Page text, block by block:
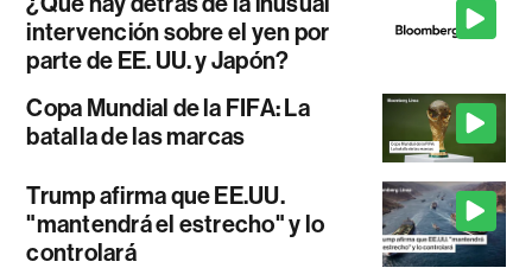
intervención sobre el yen por
parte de EE. UU. y Japón?
Copa Mundial de la FIFA: La
batalla de las marcas
Trump afirma que EE.UU.
"mantendrá el estrecho" y lo
controlará